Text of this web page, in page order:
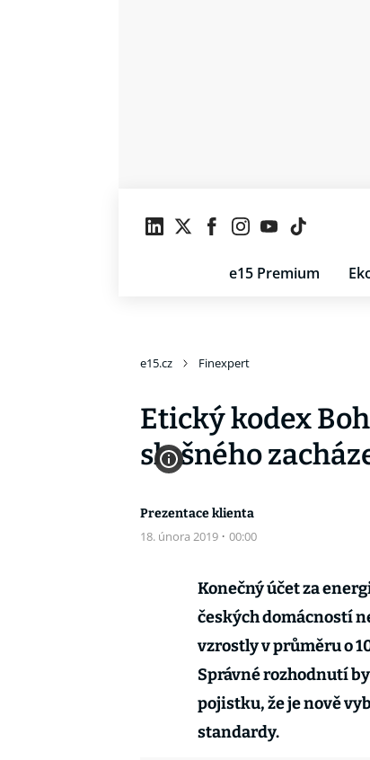
e15 Premium
e15.cz Finexpert
Etický kodex
slušného
Prezentace klienta
18. února 2019 · 00:00
Konečný účet za
českých domácností
vzrostly v průměru o
Správné rozhodnutí
pojistku, že je nově
standardy.